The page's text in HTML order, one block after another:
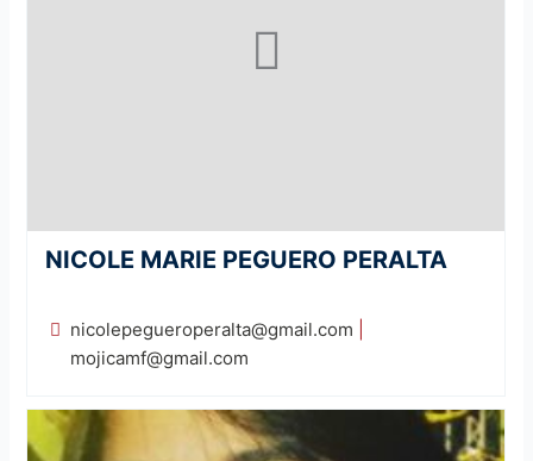
NICOLE MARIE PEGUERO PERALTA
nicolepegueroperalta@gmail.com
mojicamf@gmail.com